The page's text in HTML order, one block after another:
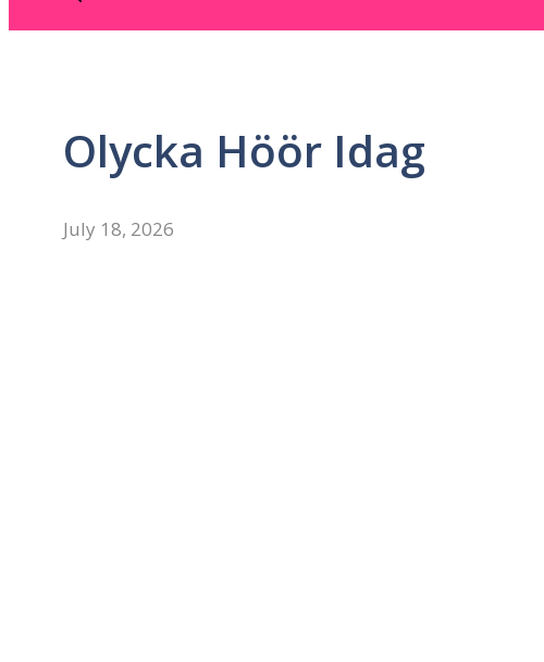
Olycka Höör Idag
July 18, 2026